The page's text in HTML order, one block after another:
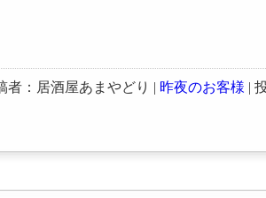
者：居酒屋あまやどり | 昨夜のお客様 |